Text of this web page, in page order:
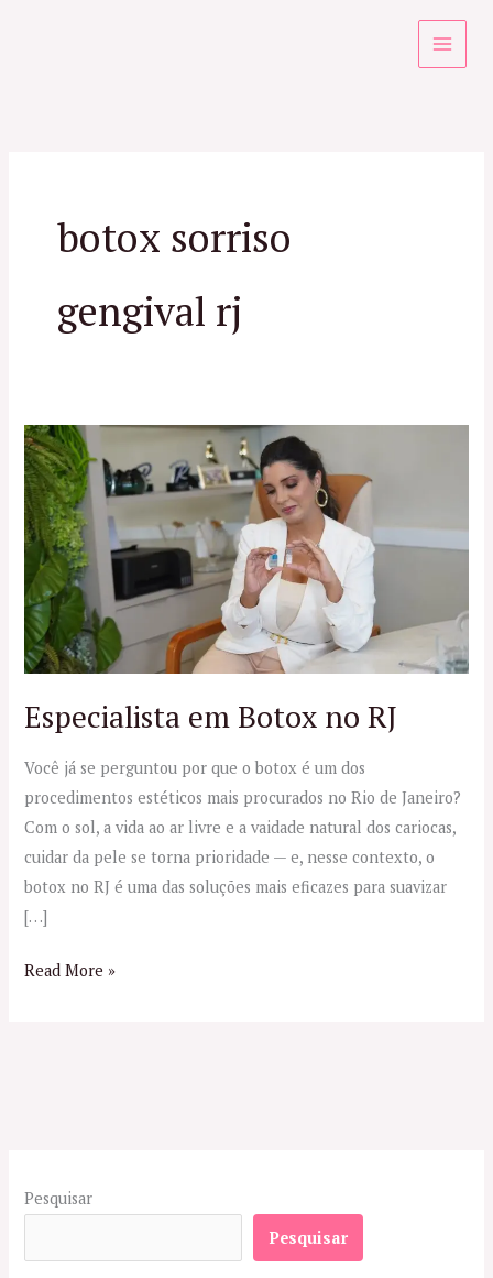
botox sorriso
gengival rj
Especialista em Botox no RJ
Você já se perguntou por que o botox é um dos
procedimentos estéticos mais procurados no Rio de Janeiro?
Com o sol, a vida ao ar livre e a vaidade natural dos cariocas,
cuidar da pele se torna prioridade — e, nesse contexto, o
botox no RJ é uma das soluções mais eficazes para suavizar
[…]
Especialista
em
Botox
no
RJ
Read More »
Pesquisar
Pesquisar